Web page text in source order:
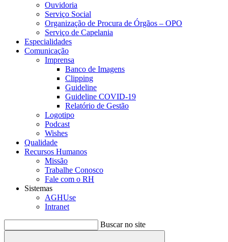
Ouvidoria
Serviço Social
Organização de Procura de Órgãos – OPO
Serviço de Capelania
Especialidades
Comunicação
Imprensa
Banco de Imagens
Clipping
Guideline
Guideline COVID-19
Relatório de Gestão
Logotipo
Podcast
Wishes
Qualidade
Recursos Humanos
Missão
Trabalhe Conosco
Fale com o RH
Sistemas
AGHUse
Intranet
Buscar no site